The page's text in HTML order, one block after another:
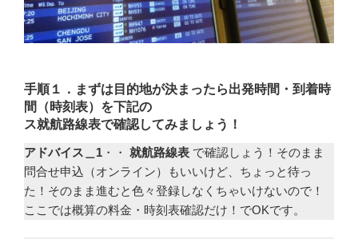
手順１．まずは目的地が決まったら出発時間・到着時
間（時刻表）を下記の
ス就航路線表で確認してみましょう！
アドバイス＿1 ・・ 就航路線表 で確認しょう！そのまま
問合せ申込（オンライン）もいいけど、ちょっと待っ
た！そのまま進むと色々登録しなくちゃいけないので！
ここでは概算の料金・時刻表確認だけ！でOKです。